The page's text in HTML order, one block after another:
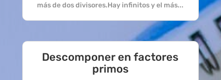
más de dos divisores.Hay infinitos y el más...
Descomponer en factores
primos